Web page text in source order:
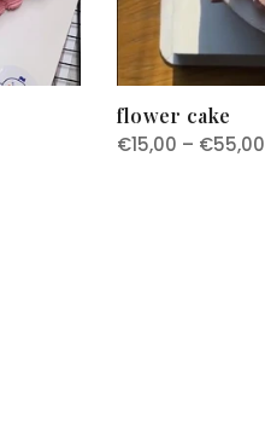
flower cake
€15,00 – €55,00